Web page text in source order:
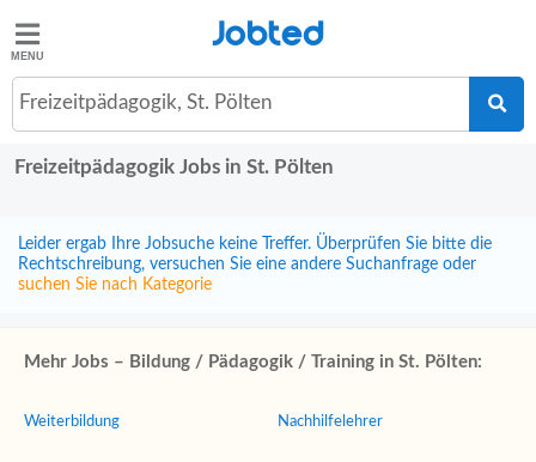
Jobted
Jobs
Gehalt
Jobted
Freizeitpädagogik, St. Pölten
Freizeitpädagogik Jobs in St. Pölten
Leider ergab Ihre Jobsuche keine Treffer. Überprüfen Sie bitte die
Rechtschreibung, versuchen Sie eine andere Suchanfrage oder
suchen Sie nach Kategorie
Mehr Jobs – Bildung / Pädagogik / Training in St. Pölten:
Weiterbildung Nachhilfelehrer